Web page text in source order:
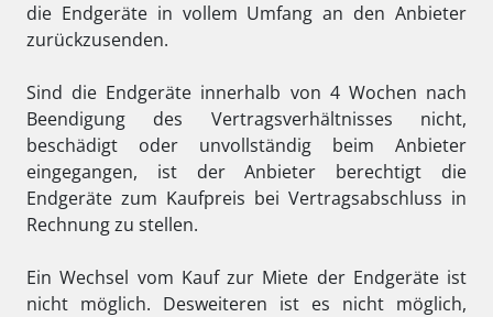
die Endgeräte in vollem Umfang an den Anbieter
zurückzusenden.
Sind die Endgeräte innerhalb von 4 Wochen nach
Beendigung des Vertragsverhältnisses nicht,
beschädigt oder unvollständig beim Anbieter
eingegangen, ist der Anbieter berechtigt die
Endgeräte zum Kaufpreis bei Vertragsabschluss in
Rechnung zu stellen.
Ein Wechsel vom Kauf zur Miete der Endgeräte ist
nicht möglich. Desweiteren ist es nicht möglich,